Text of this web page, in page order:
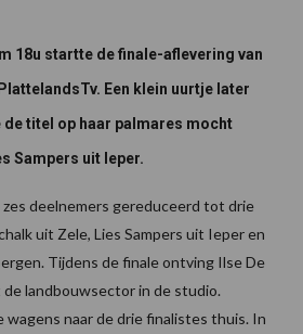
18u startte de finale-aflevering van
Een klein uurtje later
de titel op haar palmares mocht
Sampers uit Ieper.
deelnemers gereduceerd tot drie
uit Zele, Lies Sampers uit Ieper en
Tijdens de finale ontving Ilse De
landbouwsector in de studio.
naar de drie finalistes thuis. In